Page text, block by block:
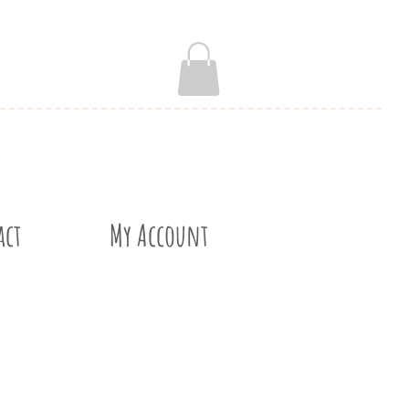
My Account